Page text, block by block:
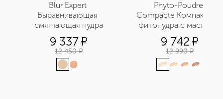
Blur Expert
Выравнивающая
смягчающая пудра
9 337¤
12 450 ¤
Phyto-Poudre
Compacte Компактная
фитопудра с маслами
какао, купуасу и манго
9 742 ¤
12 990 ¤